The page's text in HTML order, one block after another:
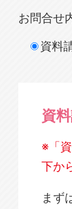
お問合せ
資料
資
※「
下か
まず